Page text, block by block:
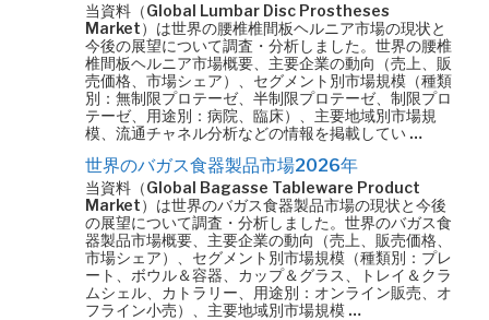
当資料（Global Lumbar Disc Prostheses
Market）は世界の腰椎椎間板ヘルニア市場の現状と
今後の展望について調査・分析しました。世界の腰椎
椎間板ヘルニア市場概要、主要企業の動向（売上、販
売価格、市場シェア）、セグメント別市場規模（種類
別：無制限プロテーゼ、半制限プロテーゼ、制限プロ
テーゼ、用途別：病院、臨床）、主要地域別市場規
模、流通チャネル分析などの情報を掲載してい …
世界のバガス食器製品市場2026年
当資料（Global Bagasse Tableware Product
Market）は世界のバガス食器製品市場の現状と今後
の展望について調査・分析しました。世界のバガス食
器製品市場概要、主要企業の動向（売上、販売価格、
市場シェア）、セグメント別市場規模（種類別：プレ
ート、ボウル＆容器、カップ＆グラス、トレイ＆クラ
ムシェル、カトラリー、用途別：オンライン販売、オ
フライン小売）、主要地域別市場規模 …